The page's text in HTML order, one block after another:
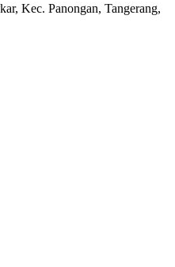
Kec. Panongan, Tangerang,